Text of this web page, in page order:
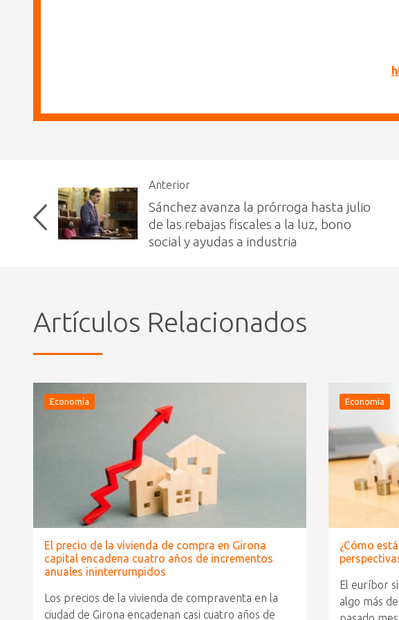
Anterior
Sánchez avanza la prórroga hasta julio
de las rebajas fiscales a la luz, bono
social y ayudas a industria
Artículos Relacionados
Economía
El precio de la vivienda de compra en Girona
capital encadena cuatro años de incrementos
anuales ininterrumpidos
Los precios de la vivienda de compraventa en la
ciudad de Girona encadenan casi cuatro años de
Economía
¿Cómo
El euríbor
algo más